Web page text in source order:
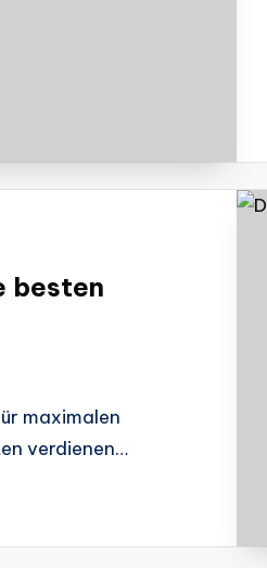
besten
maximalen
verdienen…